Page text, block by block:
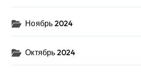
Ноябрь 2024
Октябрь 2024